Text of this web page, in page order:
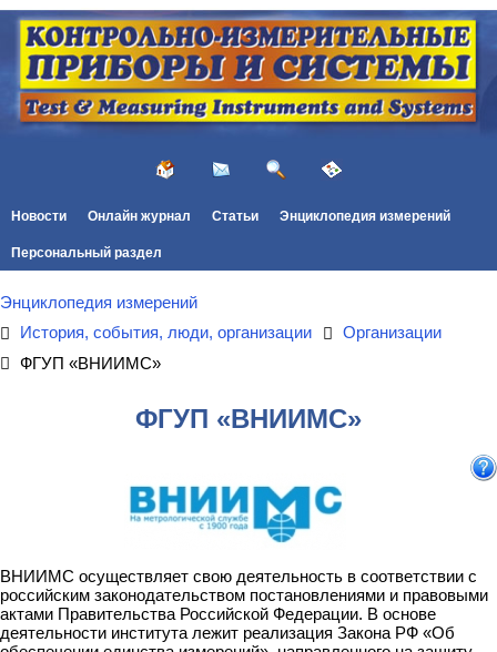
Новости Онлайн журнал Статьи Энциклопедия измерений
Персональный раздел
Энциклопедия измерений
История, события, люди, организации
Организации
ФГУП «ВНИИМС»
ФГУП «ВНИИМС»
ВНИИМС осуществляет свою деятельность в соответствии c
российским законодательством постановлениями и правовыми
актами Правительства Российской Федерации. В основе
деятельности института лежит реализация Закона РФ «Об